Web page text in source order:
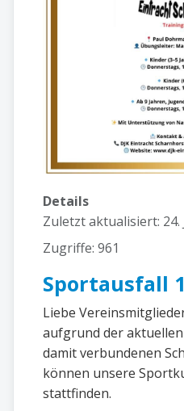
Details
Zuletzt aktualisiert: 24.
Zugriffe: 961
Sportausfall
Liebe
aufgrund der
damit verbundenen
können unsere
stattfinden.